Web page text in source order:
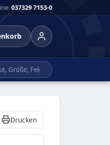
037329 7153-0
Drucken